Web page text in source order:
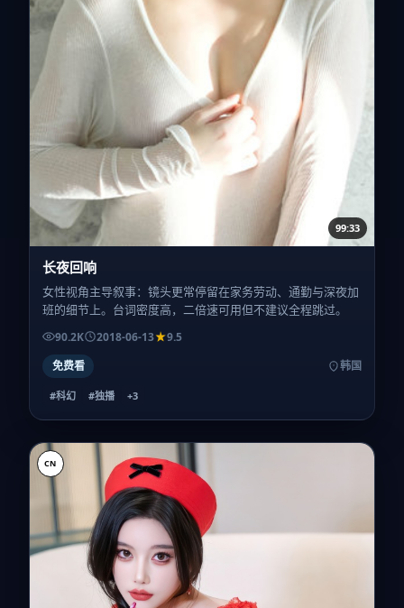
99:33
长夜回响
女性视角主导叙事：镜头更常停留在家务劳动、通勤与深夜加
班的细节上。台词密度高，二倍速可用但不建议全程跳过。
90.2K 2018-06-13
9.5
免费看
韩国
#科幻 #独播 +3
CN